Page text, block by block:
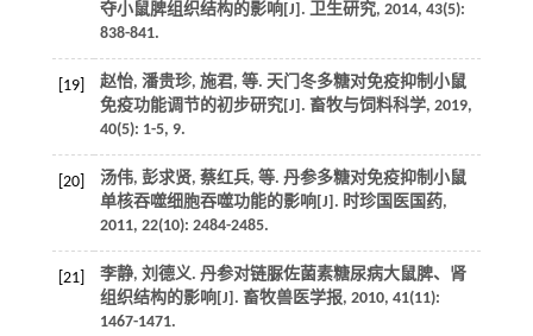
夺小鼠脾组织结构的影响[J]. 卫生研究, 2014, 43(5):
838-841.
[19] 赵怡, 潘贵珍, 施君, 等. 天门冬多糖对免疫抑制小鼠
免疫功能调节的初步研究[J]. 畜牧与饲料科学, 2019,
40(5): 1-5, 9.
[20] 汤伟, 彭求贤, 蔡红兵, 等. 丹参多糖对免疫抑制小鼠
单核吞噬细胞吞噬功能的影响[J]. 时珍国医国药,
2011, 22(10): 2484-2485.
[21]
李静, 刘德义. 丹参对链脲佐菌素糖尿病大鼠脾、肾
组织结构的影响[J]. 畜牧兽医学报, 2010, 41(11):
1467-1471.